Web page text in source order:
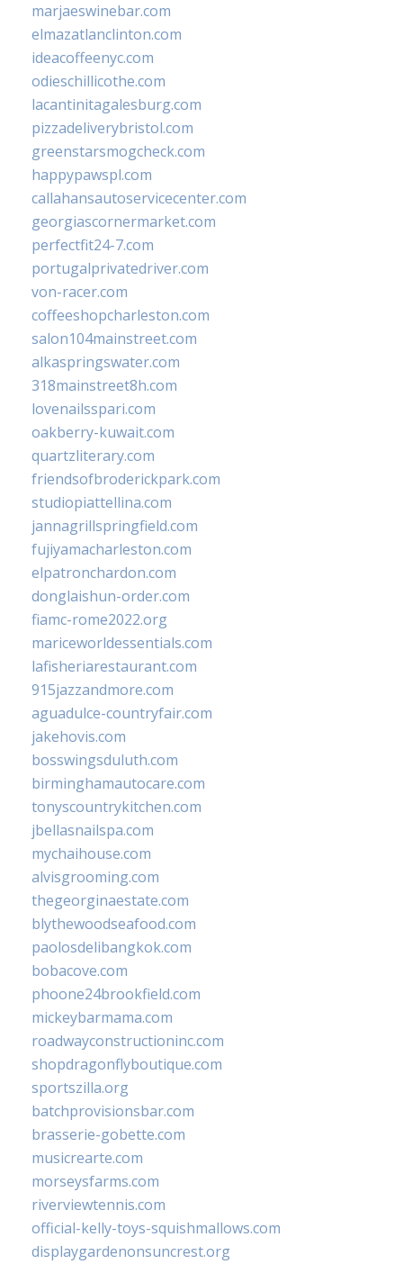
marjaeswinebar.com
elmazatlanclinton.com
ideacoffeenyc.com
odieschillicothe.com
lacantinitagalesburg.com
pizzadeliverybristol.com
greenstarsmogcheck.com
happypawspl.com
callahansautoservicecenter.com
georgiascornermarket.com
perfectfit24-7.com
portugalprivatedriver.com
von-racer.com
coffeeshopcharleston.com
salon104mainstreet.com
alkaspringswater.com
318mainstreet8h.com
lovenailsspari.com
oakberry-kuwait.com
quartzliterary.com
friendsofbroderickpark.com
studiopiattellina.com
jannagrillspringfield.com
fujiyamacharleston.com
elpatronchardon.com
donglaishun-order.com
fiamc-rome2022.org
mariceworldessentials.com
lafisheriarestaurant.com
915jazzandmore.com
aguadulce-countryfair.com
jakehovis.com
bosswingsduluth.com
birminghamautocare.com
tonyscountrykitchen.com
jbellasnailspa.com
mychaihouse.com
alvisgrooming.com
thegeorginaestate.com
blythewoodseafood.com
paolosdelibangkok.com
bobacove.com
phoone24brookfield.com
mickeybarmama.com
roadwayconstructioninc.com
shopdragonflyboutique.com
sportszilla.org
batchprovisionsbar.com
brasserie-gobette.com
musicrearte.com
morseysfarms.com
riverviewtennis.com
official-kelly-toys-squishmallows.com
displaygardenonsuncrest.org